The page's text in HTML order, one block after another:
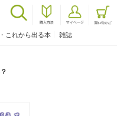
これから出る本 雑誌